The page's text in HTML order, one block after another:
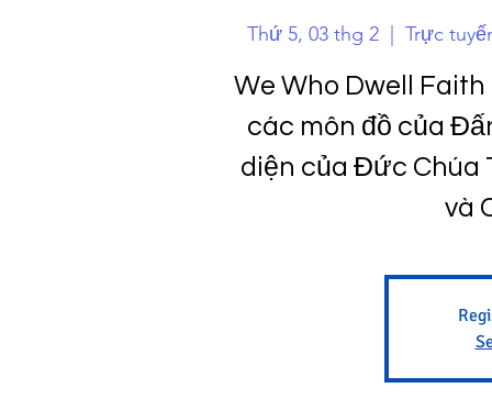
Thứ 5, 03 thg 2 Trực
We Who Dwell
các môn đồ của
diện của Đức Chúa
và